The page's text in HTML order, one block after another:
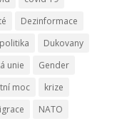
Dezinformace
Dukovany
unie
Gender
moc
krize
NATO